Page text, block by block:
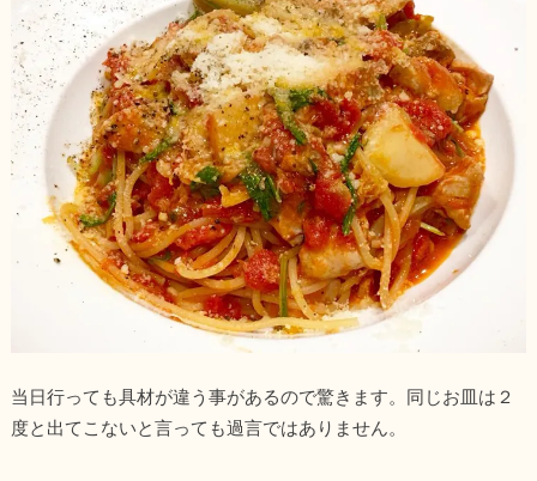
当日行っても具材が違う事があるので驚きます。同じお皿は２
度と出てこないと言っても過言ではありません。